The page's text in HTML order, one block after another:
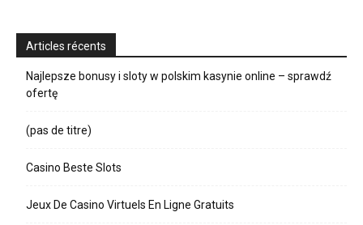
Articles récents
Najlepsze bonusy i sloty w polskim kasynie online – sprawdź
ofertę
(pas de titre)
Casino Beste Slots
Jeux De Casino Virtuels En Ligne Gratuits